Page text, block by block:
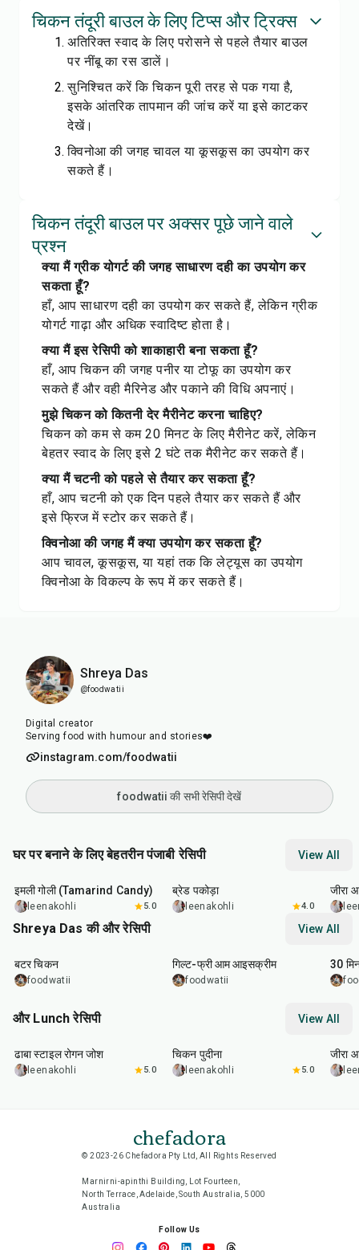
चिकन तंदूरी बाउल के लिए टिप्स और ट्रिक्स
अतिरिक्त स्वाद के लिए परोसने से पहले तैयार बाउल
पर नींबू का रस डालें।
सुनिश्चित करें कि चिकन पूरी तरह से पक गया है,
इसके आंतरिक तापमान की जांच करें या इसे काटकर
देखें।
क्विनोआ की जगह चावल या कूसकूस का उपयोग कर
सकते हैं।
चिकन तंदूरी बाउल पर अक्सर पूछे जाने वाले
प्रश्न
क्या मैं ग्रीक योगर्ट की जगह साधारण दही का उपयोग कर
सकता हूँ?
हाँ, आप साधारण दही का उपयोग कर सकते हैं, लेकिन ग्रीक
योगर्ट गाढ़ा और अधिक स्वादिष्ट होता है।
क्या मैं इस रेसिपी को शाकाहारी बना सकता हूँ?
हाँ, आप चिकन की जगह पनीर या टोफू का उपयोग कर
सकते हैं और वही मैरिनेड और पकाने की विधि अपनाएं।
मुझे चिकन को कितनी देर मैरीनेट करना चाहिए?
चिकन को कम से कम 20 मिनट के लिए मैरीनेट करें, लेकिन
बेहतर स्वाद के लिए इसे 2 घंटे तक मैरीनेट कर सकते हैं।
क्या मैं चटनी को पहले से तैयार कर सकता हूँ?
हाँ, आप चटनी को एक दिन पहले तैयार कर सकते हैं और
इसे फ्रिज में स्टोर कर सकते हैं।
क्विनोआ की जगह मैं क्या उपयोग कर सकता हूँ?
आप चावल, कूसकूस, या यहां तक कि लेट्यूस का उपयोग
क्विनोआ के विकल्प के रूप में कर सकते हैं।
Shreya Das
@foodwatii
Digital creator
Serving food with humour and stories❤️
instagram.com/foodwatii
foodwatii की सभी रेसिपी देखें
घर पर बनाने के लिए बेहतरीन पंजाबी रेसिपी View All
20
इमली गोली (Tamarind Candy)
leenakohli 5.0
15
ब्रेड पकोड़ा
leenakohli 4.0
जीरा
Shreya Das की और रेसिपी View All
min
बटर चिकन
foodwatii
गिल्ट-फ्री आम आइसक्रीम
foodwatii
30
और Lunch रेसिपी View All
1
ढाबा स्टाइल रोगन जोश
leenakohli 5.0
चिकन पुदीना
leenakohli 5.0
जीरा
chefadora
© 2023-26 Chefadora Pty Ltd, All Rights Reserved
Marnirni-apinthi Building, Lot Fourteen,
North Terrace, Adelaide, South Australia, 5000
Australia
Follow Us